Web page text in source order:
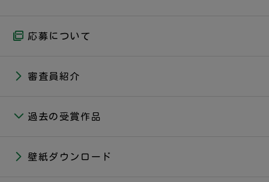
応募について
審査員紹介
過去の受賞作品
壁紙ダウンロード